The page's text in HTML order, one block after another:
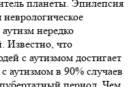
планеты. Эпилепсия
нередко
Известно, что
с аутизмом достигает
аутизмом в 90% случаев